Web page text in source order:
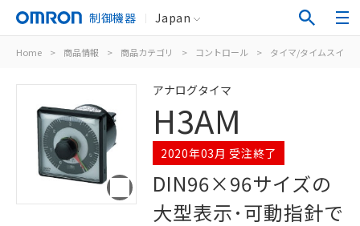
制御機器 Japan
Home > 商品情報 > 商品カテゴリ > コントロール > タイマ/タイムスイッ
アナログタイマ
H3AM
2020年03月 受注終了
DIN96×96サイズの
大型表示･可動指針で